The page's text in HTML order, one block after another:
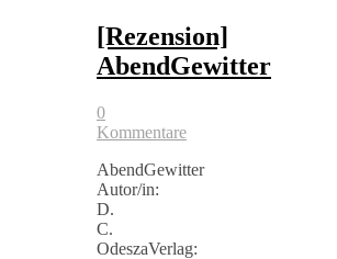
[Rezension]
AbendGewitter
0
Kommentare
AbendGewitter
Autor/in:
D.
C.
OdeszaVerlag: